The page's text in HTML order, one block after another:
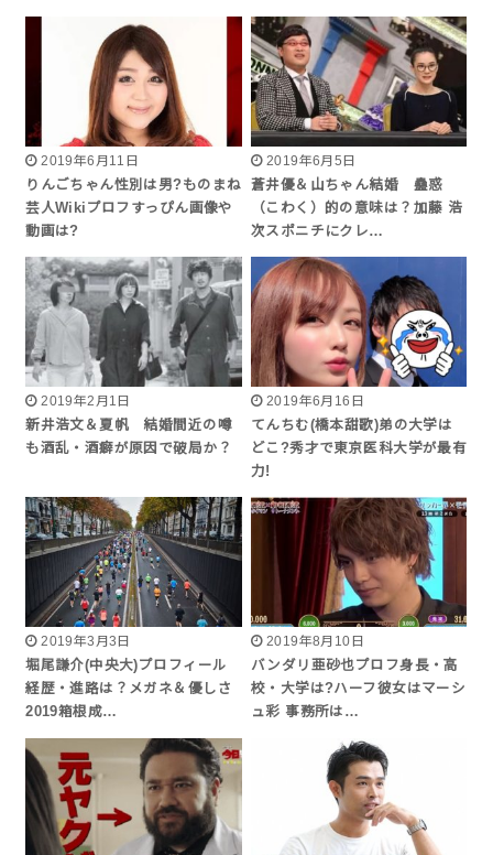
2019年6月11日
りんごちゃん性別は男?ものまね
芸人Wikiプロフすっぴん画像や
動画は?
2019年6月5日
蒼井優＆山ちゃん結婚 蠱惑
（こわく）的の意味は？加藤 浩
次スポニチにクレ…
2019年2月1日
新井浩文＆夏帆 結婚間近の噂
も酒乱・酒癖が原因で破局か？
2019年6月16日
てんちむ(橋本甜歌)弟の大学は
どこ?秀才で東京医科大学が最有
力!
2019年3月3日
堀尾謙介(中央大)プロフィール
経歴・進路は？メガネ＆優しさ
2019箱根成…
2019年8月10日
バンダリ亜砂也プロフ身長・高
校・大学は?ハーフ彼女はマーシ
ュ彩 事務所は…